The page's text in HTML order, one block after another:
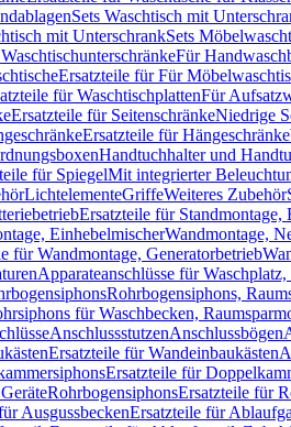
Sets Waschtisch mit
mit UnterschrankSets
Für
Ersatzteile für Für
für WaschtischplattenFür
Ersatzteile für SeitenschränkeNiedrige
Ersatzteile für Hängeschränke
Handtuchhalter und
für SpiegelMit integrierter
LichtelementeGriffeWeiteres Zubehör
Ersatzteile für Standmontage,
EinhebelmischerWandmontage,
für Wandmontage, Generatorbetrieb
Apparateanschlüsse für
Rohrbogensiphons,
für Waschbecken,
AnschlussstutzenAnschlussbögen
Ersatzteile für Wandeinbaukästen
Ersatzteile für
RohrbogensiphonsErsatzteile für
AusgussbeckenErsatzteile für